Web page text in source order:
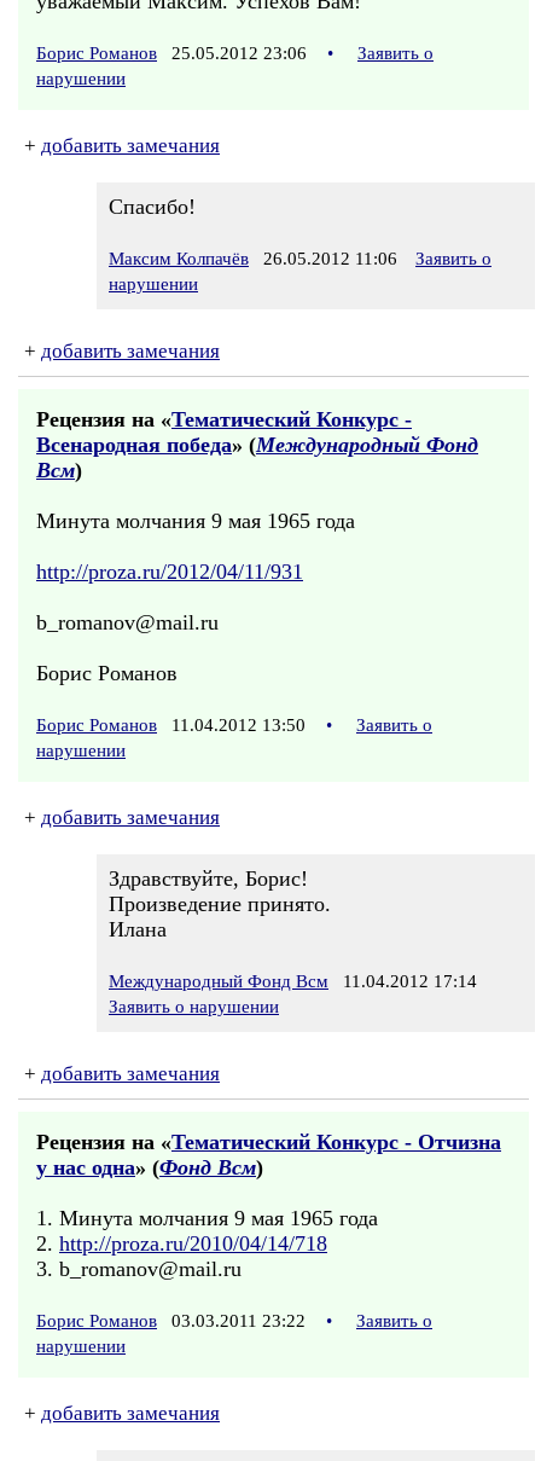
Борис Романов 25.05.2012 23:06 •
Заявить о
нарушении
+ добавить замечания
Спасибо!
Максим Колпачёв 26.05.2012 11:06
Заявить о
нарушении
+ добавить замечания
Рецензия на «Тематический Конкурс -
Всенародная победа» (Международный Фонд
Всм)
Минута молчания 9 мая 1965 года
http://proza.ru/2012/04/11/931
b_romanov@mail.ru
Борис Романов
Борис Романов 11.04.2012 13:50 •
Заявить о
нарушении
+ добавить замечания
Здравствуйте, Борис!
Произведение принято.
Илана
Международный Фонд Всм 11.04.2012 17:14
Заявить о нарушении
+ добавить замечания
Рецензия на «Тематический Конкурс - Отчизна
у нас одна» (Фонд Всм)
1. Минута молчания 9 мая 1965 года
2. http://proza.ru/2010/04/14/718
3. b_romanov@mail.ru
Борис Романов 03.03.2011 23:22 •
Заявить о
нарушении
+ добавить замечания